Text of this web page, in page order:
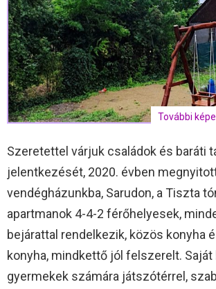
További
Szeretettel várjuk családok és baráti
jelentkezését, 2020. évben
vendégházunkba, Sarudon, a Tiszta
apartmanok 4-4-2 férőhelyesek,
bejárattal rendelkezik, közös konyha
konyha, mindkettő jól felszerelt. Saját
gyermekek számára játszótérrel,